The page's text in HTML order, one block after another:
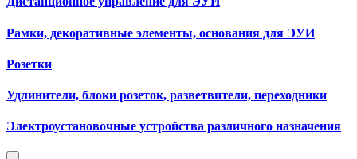
Рамки, декоративные элементы, основания для ЭУИ
Розетки
Удлинители, блоки розеток, разветвители, переходники
Электроустановочные устройства различного назначения